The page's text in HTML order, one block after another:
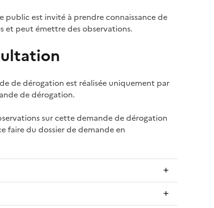
public est invité à prendre connaissance de
et peut émettre des observations.
de dérogation est réalisée uniquement par
de dérogation.
sur cette demande de dérogation
faire du dossier de demande en